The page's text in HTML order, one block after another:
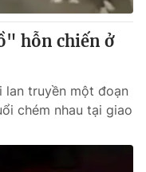
hỗn chiến ở
lan truyền một đoạn
chém nhau tại giao